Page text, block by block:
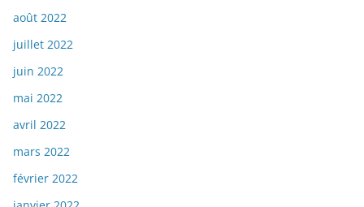
août 2022
juillet 2022
juin 2022
mai 2022
avril 2022
mars 2022
février 2022